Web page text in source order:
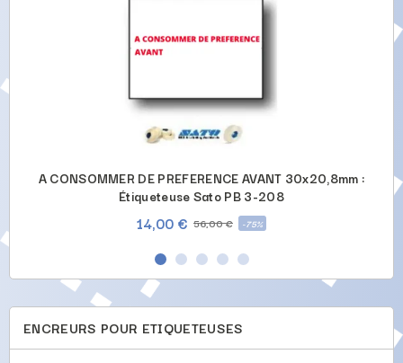
A CONSOMMER DE PREFERENCE AVANT 30x20,8mm :
Étiqueteuse Sato PB 3-208
14,00 € 56,00 € -75%
ENCREURS POUR ETIQUETEUSES